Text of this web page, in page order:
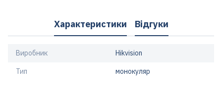
Характеристики Відгуки
Виробник Hikvision
Тип монокуляр